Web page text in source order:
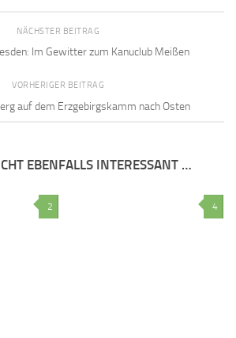
NÄCHSTER BEITRAG
Im Gewitter zum Kanuclub Meißen
VORHERIGER BEITRAG
auf dem Erzgebirgskamm nach Osten
EBENFALLS INTERESSANT …
2 4